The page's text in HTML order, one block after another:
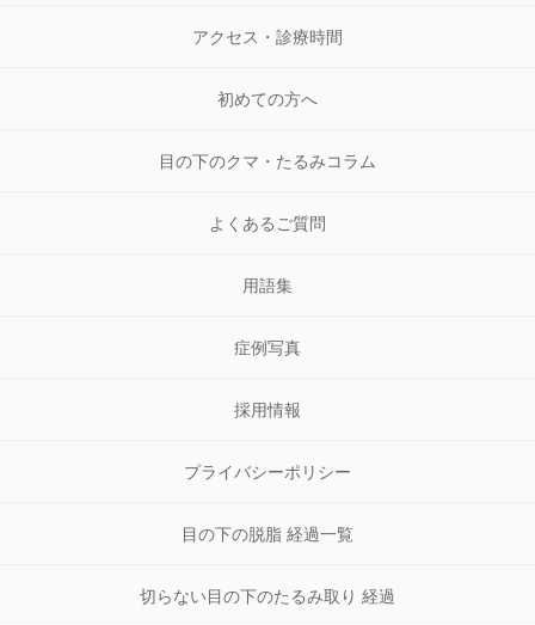
アクセス・診療時間
初めての方へ
目の下のクマ・たるみコラム
よくあるご質問
用語集
症例写真
採用情報
プライバシーポリシー
目の下の脱脂 経過一覧
切らない目の下のたるみ取り 経過